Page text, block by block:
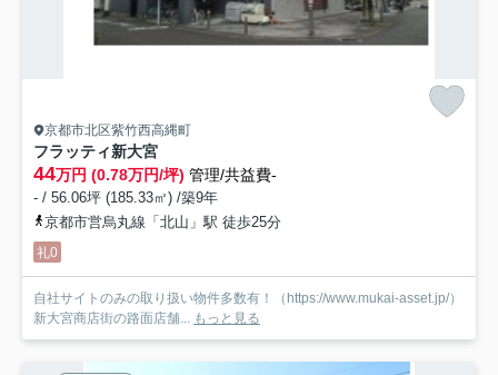
京都市北区紫竹西高縄町
フラッティ新大宮
44万円 (0.78万円/坪) 管理/共益費-
- / 56.06坪 (185.33㎡) /築9年
京都市営烏丸線「北山」駅 徒歩25分
礼0
自社サイトのみの取り扱い物件多数有！（https://www.mukai-asset.jp/）
新大宮商店街の路面店舗... もっと見る